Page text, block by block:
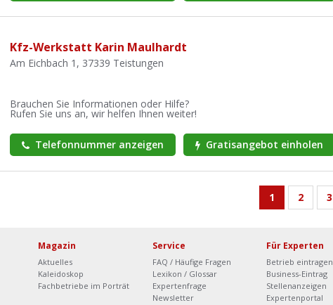
Kfz-Werkstatt Karin Maulhardt
Am Eichbach 1, 37339 Teistungen
Brauchen Sie Informationen oder Hilfe?
Rufen Sie uns an, wir helfen Ihnen weiter!
Telefonnummer anzeigen Gratisangebot einholen
1 2 3
Magazin
Aktuelles
Kaleidoskop
Fachbetriebe im Porträt
Service
FAQ / Häufige Fragen
Lexikon / Glossar
Expertenfrage
Newsletter
Für Experten
Betrieb eintragen
Business-Eintrag
Stellenanzeigen
Expertenportal